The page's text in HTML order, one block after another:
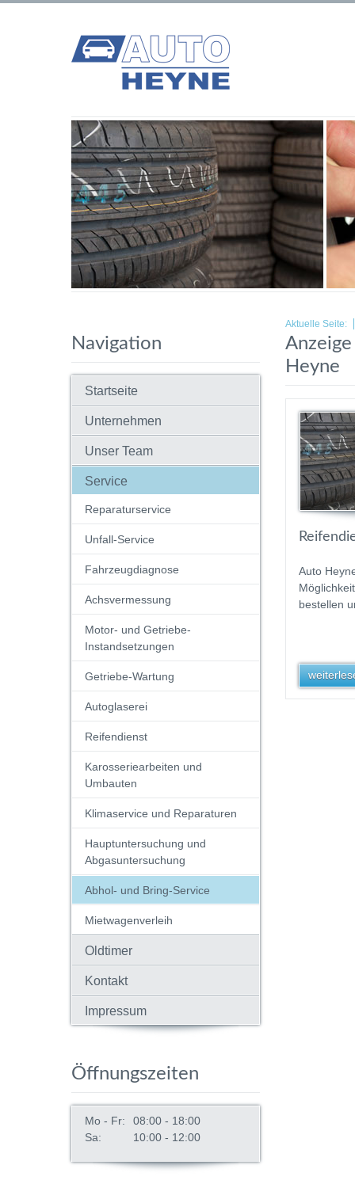
Navigation
Startseite
Unternehmen
Unser Team
Service
Reparaturservice
Unfall-Service
Fahrzeugdiagnose
Achsvermessung
Motor- und Getriebe-
Instandsetzungen
Getriebe-Wartung
Autoglaserei
Reifendienst
Karosseriearbeiten und
Umbauten
Klimaservice und Reparaturen
Hauptuntersuchung und
Abgasuntersuchung
Abhol- und Bring-Service
Mietwagenverleih
Oldtimer
Kontakt
Impressum
Öffnungszeiten
Mo - Fr:
08:00 - 18:00
Sa:
10:00 - 12:00
Aktuelle Seite:
Heyne
Auto
bestellen